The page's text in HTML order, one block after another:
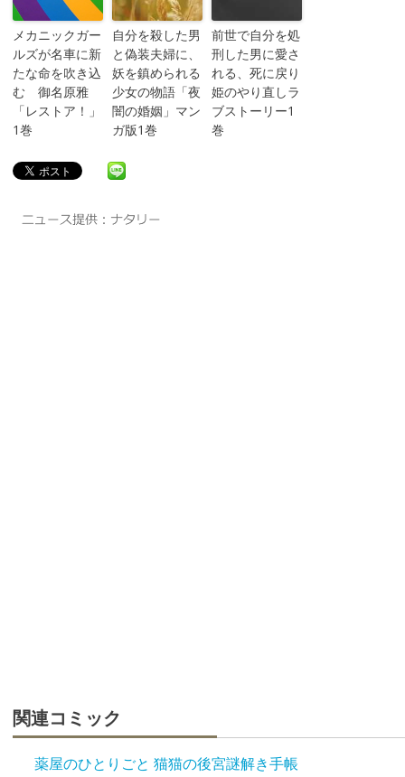
メカニックガー
ルズが名車に新
たな命を吹き込
む 御名原雅
「レストア！」
1巻
自分を殺した男
と偽装夫婦に、
妖を鎮められる
少女の物語「夜
闇の婚姻」マン
ガ版1巻
前世で自分を処
刑した男に愛さ
れる、死に戻り
姫のやり直しラ
ブストーリー1
巻
関連コミック
薬屋のひとりごと 猫猫の後宮謎解き手帳